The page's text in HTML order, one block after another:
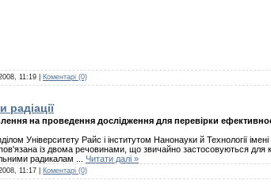
11:19 Коментарі (0)
радіації
на проведення дослідження для перевірки
Університету Райс і інститутом Нанонауки й Технології
із двома речовинами, що звичайно застосовуються для
радикалам
Читати далі »
11:17 Коментарі (0)